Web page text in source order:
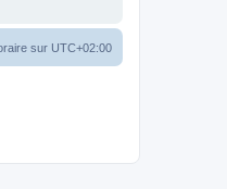
sur UTC+02:00